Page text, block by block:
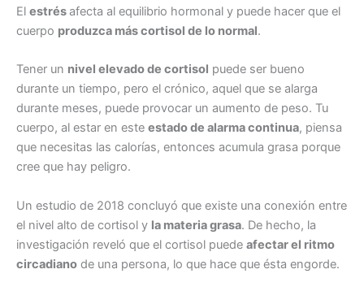
El estrésafecta al equilibrio hormonal y puede hacer que el
cuerpo produzca más cortisol de lo normal.
Tener un nivel elevado de cortisol puede ser bueno
durante un tiempo, pero el crónico, aquel que se alarga
durante meses, puede provocar un aumento de peso. Tu
cuerpo, al estar en este estado de alarma continua, piensa
que necesitas las calorías, entonces acumula grasa porque
cree que hay peligro.
Un estudio de 2018 concluyó que existe una conexión entre
el nivel alto de cortisol y la materia grasa. De hecho, la
investigación reveló que el cortisol puede afectar el ritmo
circadiano de una persona, lo que hace que ésta engorde.